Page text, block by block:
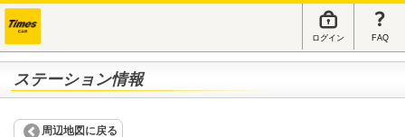
ログイン FAQ
ステーション情報
周辺地図に戻る